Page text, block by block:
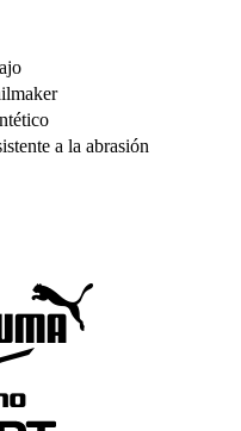
a la abrasión